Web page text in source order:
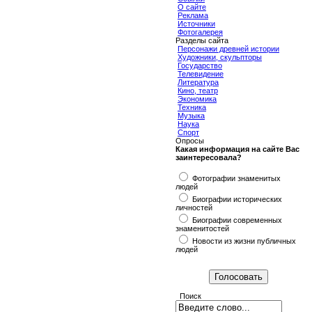
О сайте
Реклама
Источники
Фотогалерея
Разделы сайта
Персонажи древней истории
Художники, скульпторы
Государство
Телевидение
Литература
Кино, театр
Экономика
Техника
Музыка
Наука
Спорт
Опросы
Какая информация на сайте Вас
заинтересовала?
Фотографии знаменитых
людей
Биографии исторических
личностей
Биографии современных
знаменитостей
Новости из жизни публичных
людей
Поиск